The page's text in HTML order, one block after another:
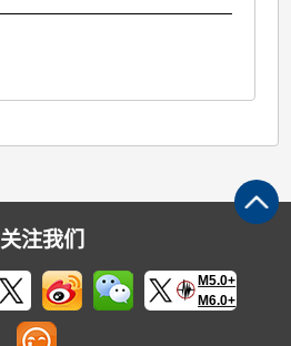
关注我们
M5.0+
M6.0+